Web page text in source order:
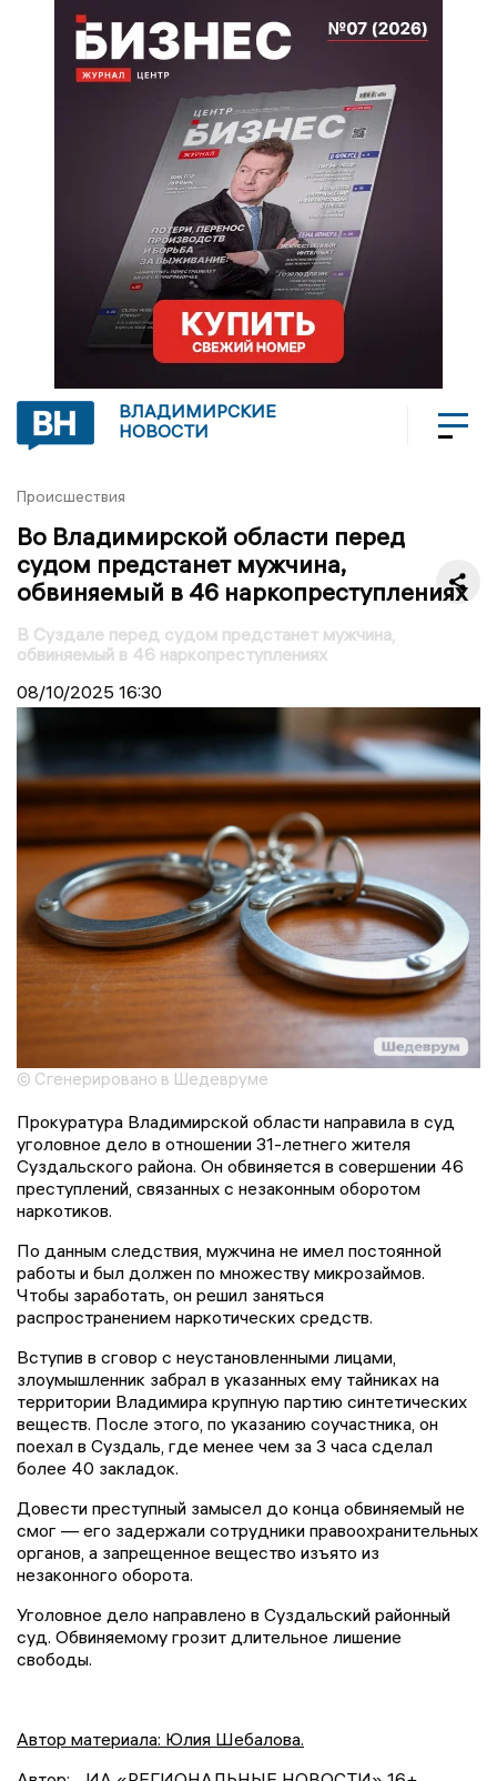
ВЛАДИМИРСКИЕ
НОВОСТИ
Происшествия
Во Владимирской области перед
судом предстанет мужчина,
обвиняемый в 46 наркопреступлениях
В Суздале перед судом предстанет мужчина,
обвиняемый в 46 наркопреступлениях
08/10/2025 16:30
© Сгенерировано в Шедевруме
Прокуратура Владимирской области направила в суд
уголовное дело в отношении 31-летнего жителя
Суздальского района. Он обвиняется в совершении 46
преступлений, связанных с незаконным оборотом
наркотиков.
По данным следствия, мужчина не имел постоянной
работы и был должен по множеству микрозаймов.
Чтобы заработать, он решил заняться
распространением наркотических средств.
Вступив в сговор с неустановленными лицами,
злоумышленник забрал в указанных ему тайниках на
территории Владимира крупную партию синтетических
веществ. После этого, по указанию соучастника, он
поехал в Суздаль, где менее чем за 3 часа сделал
более 40 закладок.
Довести преступный замысел до конца обвиняемый не
смог — его задержали сотрудники правоохранительных
органов, а запрещенное вещество изъято из
незаконного оборота.
Уголовное дело направлено в Суздальский районный
суд. Обвиняемому грозит длительное лишение
свободы.
Автор материала: Юлия Шебалова.